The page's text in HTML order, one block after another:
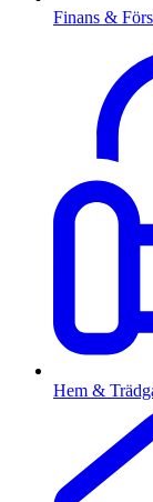
Finans &
Hem &